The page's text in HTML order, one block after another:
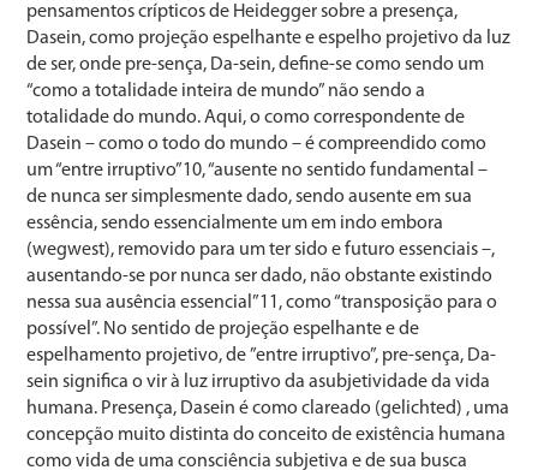
pensamentos crípticos de Heidegger sobre a presença,
Dasein, como projeção espelhante e espelho projetivo da luz
de ser, onde pre-sença, Da-sein, define-se como sendo um
“como a totalidade inteira de mundo” não sendo a
totalidade do mundo. Aqui, o como correspondente de
Dasein – como o todo do mundo – é compreendido como
um “entre irruptivo”10, “ausente no sentido fundamental –
de nunca ser simplesmente dado, sendo ausente em sua
essência, sendo essencialmente um em indo embora
(wegwest), removido para um ter sido e futuro essenciais –,
ausentando-se por nunca ser dado, não obstante existindo
nessa sua ausência essencial”11, como “transposição para o
possível”. No sentido de projeção espelhante e de
espelhamento projetivo, de ”entre irruptivo”, pre-sença, Da-
sein significa o vir à luz irruptivo da asubjetividade da vida
humana. Presença, Dasein é como clareado (gelichted) , uma
concepção muito distinta do conceito de existência humana
como vida de uma consciência subjetiva e de sua busca